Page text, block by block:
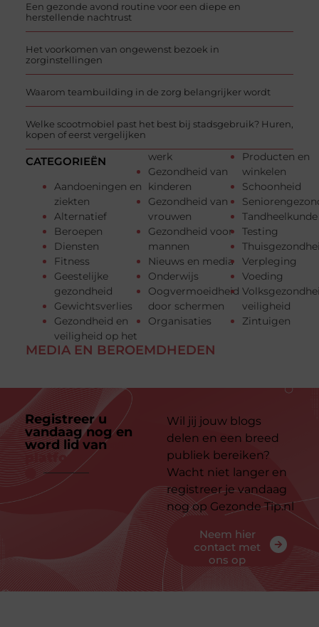
Een gezonde avond routine voor een diepe en
herstellende nachtrust
Het voorkomen van ongewenst bezoek in
zorginstellingen
Waarom teambuilding in de zorg belangrijker wordt
Welke scootmobiel past het best bij stadsgebruik? Huren,
kopen of eerst vergelijken
CATEGORIEËN
Aandoeningen en
ziekten
Alternatief
Beroepen
Diensten
Fitness
Geestelijke
gezondheid
Gewichtsverlies
Gezondheid en
veiligheid op het
werk
Gezondheid van
kinderen
Gezondheid van
vrouwen
Gezondheid voor
mannen
Nieuws en media
Onderwijs
Oogvermoeidheid
door schermen
Organisaties
Producten en
winkelen
Schoonheid
Tandheelkunde
Testing
Verpleging
Voeding
veiligheid
Zintuigen
MEDIA EN BEROEMDHEDEN
Registreer u
vandaag nog en
word lid van
platform
Wil jij jouw blogs
delen en een breed
publiek bereiken?
Wacht niet langer en
registreer je vandaag
nog op Gezonde Tip.nl
Neem hier
contact met
ons op